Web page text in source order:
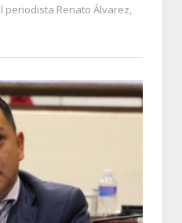
periodista Renato Álvarez,